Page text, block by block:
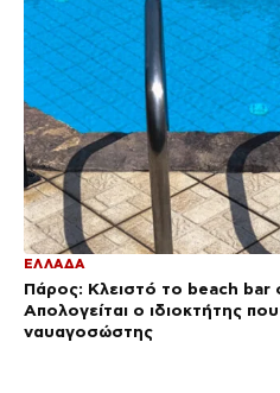
ΕΛΛΑΔΑ
Πάρος: Κλειστό το beach bar
Απολογείται ο ιδιοκτήτης
ναυαγοσώστης